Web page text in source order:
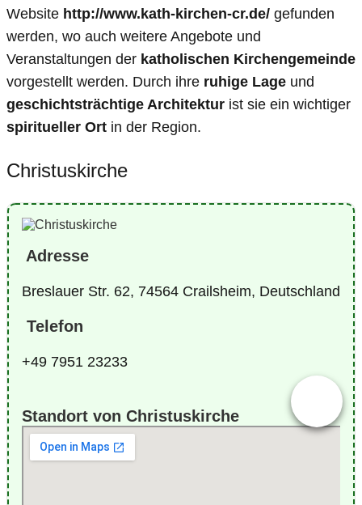
Website http://www.kath-kirchen-cr.de/ gefunden
werden, wo auch weitere Angebote und
Veranstaltungen der katholischen Kirchengemeinde
vorgestellt werden. Durch ihre ruhige Lage und
geschichtsträchtige Architektur ist sie ein wichtiger
spiritueller Ort in der Region.
Christuskirche
Adresse
Breslauer Str. 62, 74564 Crailsheim, Deutschland
Telefon
+49 7951 23233
Standort von Christuskirche